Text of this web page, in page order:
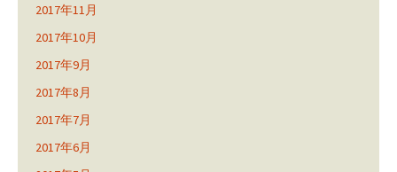
2017年11月
2017年10月
2017年9月
2017年8月
2017年7月
2017年6月